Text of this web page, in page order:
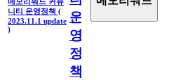
메모리워드 커뮤
니티 운영정책 (
2023.11.1 update
)
운
영
정
책